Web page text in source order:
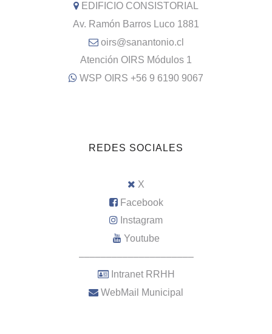
EDIFICIO CONSISTORIAL
Av. Ramón Barros Luco 1881
oirs@sanantonio.cl
Atención OIRS Módulos 1
WSP OIRS +56 9 6190 9067
REDES SOCIALES
X
Facebook
Instagram
Youtube
–––––––––––––––––––––
Intranet RRHH
WebMail Municipal